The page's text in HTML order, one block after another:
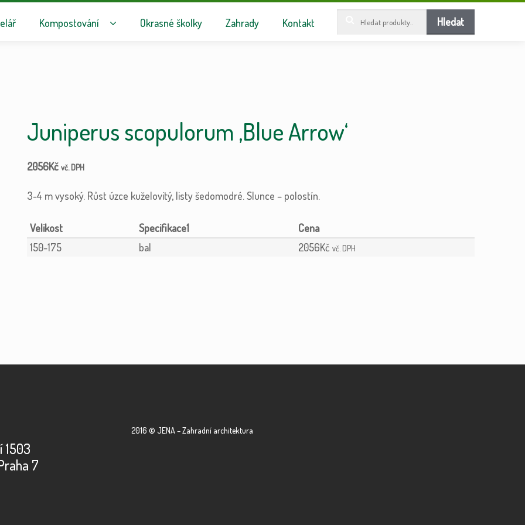
webu
Hledat
Kompostování Okrasné školky Zahrady Kontakt
Juniperus scopulorum ‚Blue Arrow‘
2056Kč vč. DPH
3-4 m vysoký. Růst úzce kuželovitý, listy šedomodré. Slunce – polostín.
Velikost
Specifikace1
150-175
bal 2056Kč vč. DPH
1503
7
2016 © JENA – Zahradní architektura